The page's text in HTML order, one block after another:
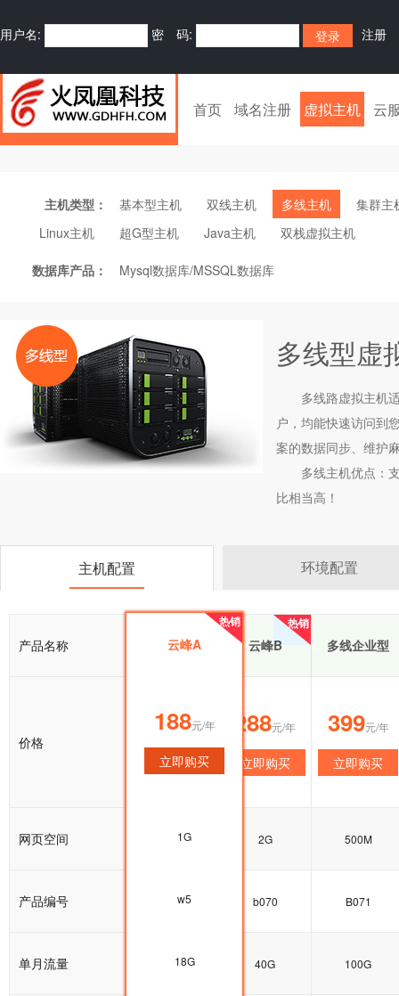
用户名: 密 码: 注册
首页 域名注册 虚拟主机 云
主机类型： 基本型主机 双线主机 多线主机
集群主
Linux主机
超G型主机 Java主机 双栈虚拟主机
数据库产品： Mysql数据库/MSSQL数据库
多线型虚
多线路虚拟主机
户，均能快速访问到
案的数据同步、维护
多线主机优点：
比相当高！
主机配置 环境配置
产品名称
热销
云峰A
热销
云峰B 多线企业型
价格
188元/年
立即购买
288元/年
立即购买
399元/年
立即购买
网页空间 1G 2G 500M
产品编号 w5 b070 B071
单月流量 25G 40G 100G
热销
云峰A
188元/年
立即购买
1G
w5
18G